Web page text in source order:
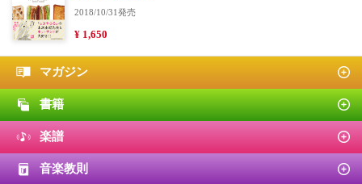
2018/10/31発売
¥ 1,650
マガジン
書籍
楽譜
音楽教則